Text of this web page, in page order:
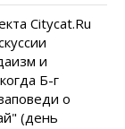
Citycat.Ru
и
Б-г
о
(день